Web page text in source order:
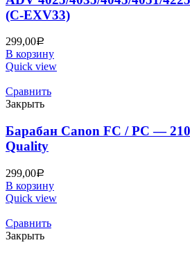
(C-EXV33)
299,00Р
В корзину
Quick view
Сравнить
Закрыть
Барабан Canon FC / PC —
Quality
299,00Р
В корзину
Quick view
Сравнить
Закрыть